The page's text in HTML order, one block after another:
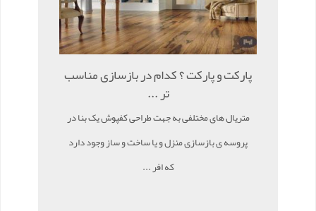
پارکت و پارکت ؟ کدام در بازسازی مناسب
تر ...
متریال های مختلفی به جهت طراحی کفپوش یک بنا در
پروسه ی بازسازی منزل و یا ساخت و ساز وجود دارد
که افر ...